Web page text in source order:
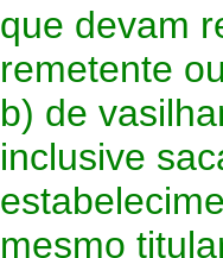
que devam
remetente
b) de
inclusive
mesmo